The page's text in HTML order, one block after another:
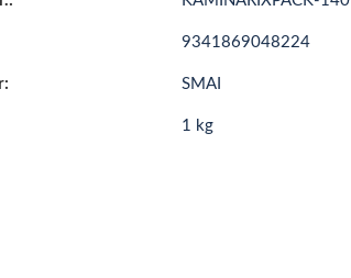
9341869048224
SMAI
1 kg